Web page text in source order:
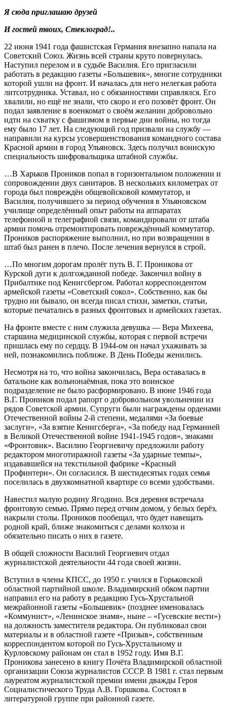
Я сюда приглашаю друзей
И гостей твоих, Стеклоград!..
22 июня 1941 года фашистская Германия внезапно напала на
Советский Союз. Жизнь всей страны круто повернулась.
Наступил перелом и в судьбе Василия. Его пригласили
работать в редакцию газеты «Большевик», многие сотрудники
которой ушли на фронт. И началась для него нелегкая работа
литсотрудника. Уставал, но с обязанностями справлялся. Его
хвалили, но ещё не знали, что скоро и его позовёт фронт. Он
подал заявление в военкомат о своём желании добровольно
идти на схватку с фашизмом в первые дни войны, но тогда
ему было 17 лет. На следующий год призвали на службу —
направили на курсы усовершенствования командного состава
Красной армии в город Ульяновск. Здесь получил воинскую
специальность шифровальщика штабной службы.
…В Харьков Проников попал в горизонтальном положении и
сопровождении двух санитаров. В нескольких километрах от
города был повреждён общевойсковой коммутатор, и
Василия, получившего за период обучения в Ульяновском
училище определённый опыт работы на аппаратах
телефонной и телеграфной связи, командировали от штаба
армии помочь отремонтировать повреждённый коммутатор.
Проников распоряжение выполнил, но при возвращении в
штаб был ранен в плечо. После лечения вернулся в строй.
…По многим дорогам пролёг путь В. Г. Проникова от
Курской дуги к долгожданной победе. Закончил войну в
Прибалтике под Кенигсбергом. Работал корреспондентом
армейской газеты «Советский сокол». Собственно, как бы
трудно ни бывало, он всегда писал стихи, заметки, статьи,
которые печатались в разных фронтовых и армейских газетах.
На фронте вместе с ним служила девушка — Вера Михеева,
старшина медицинской службы, которая с первой встречи
пришлась ему по сердцу. В 1944-ом он начал ухаживать за
ней, познакомились поближе. В День Победы женились.
Несмотря на то, что война закончилась, Вера оставалась в
батальоне как вольнонаёмная, пока это воинское
подразделение не было расформировано. В июне 1946 года
В.Г. Проников подал рапорт о добровольном увольнении из
рядов Советской армии. Супруги были награждены орденами
Отечественной войны 2-й степени, медалями «За боевые
заслуги», «За взятие Кенигсберга», «За победу над Германией
в Великой Отечественной войне 1941-1945 годов», знаками
«Фронтовик». Василию Георгиевичу предложили работу
редактором многотиражной газеты «За ударные темпы»,
издававшейся на текстильной фабрике «Красный
Профинтерн». Он согласился. В шестидесятых годах семья
поселилась в двухкомнатной квартире со всеми удобствами.
Навестил малую родину Ягодино. Вся деревня встречала
фронтовую семью. Прямо перед отчим домом, у белых берёз,
накрыли столы. Проников пообещал, что будет навещать
родной край, ближе знакомиться с делами колхоза и
обязательно писать о них в газете.
В общей сложности Василий Георгиевич отдал
журналистской деятельности 44 года своей жизни.
Вступил в члены КПСС, до 1950 г. учился в Горьковской
областной партийной школе. Владимирский обком партии
направил его на работу в редакцию Гусь-Хрустальной
межрайонной газеты «Большевик» (позднее именовалась
«Коммунист», «Ленинское знамя», ныне – «Гусевские вести»)
на должность заместителя редактора. Он публиковал свои
материалы и в областной газете «Призыв», собственным
корреспондентом которой по Гусь-Хрустальному и
Курловскому районам он стал в 1952 году. Имя В.Г.
Проникова занесено в книгу Почёта Владимирской областной
организации Союза журналистов СССР. В 1981 г. стал первым
лауреатом журналистской премии имени дважды Героя
Социалистического Труда А.В. Горшкова. Состоял в
литературной группе при районной газете.